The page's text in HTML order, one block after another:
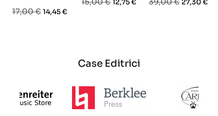
Prezzo
17,00 € Prezzo
14,45 €
12,75 € 27,30 €
Case Editrici